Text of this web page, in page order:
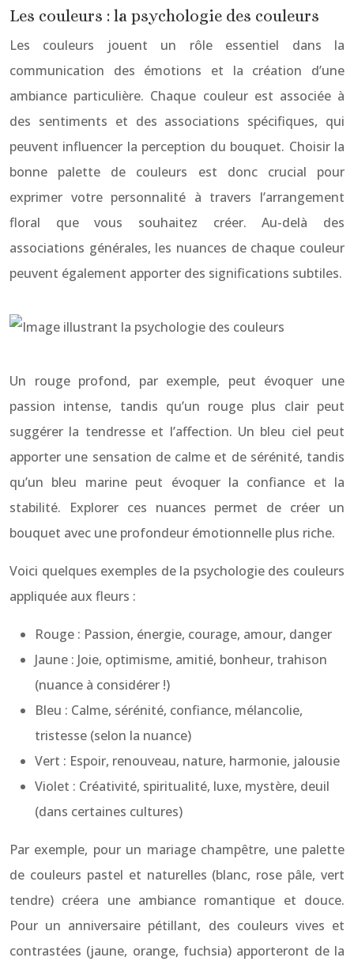
Les couleurs : la psychologie des couleurs
Les couleurs jouent un rôle essentiel dans la
communication des émotions et la création d’une
ambiance particulière. Chaque couleur est associée à
des sentiments et des associations spécifiques, qui
peuvent influencer la perception du bouquet. Choisir la
bonne palette de couleurs est donc crucial pour
exprimer votre personnalité à travers l’arrangement
floral que vous souhaitez créer. Au-delà des
associations générales, les nuances de chaque couleur
peuvent également apporter des significations subtiles.
Un rouge profond, par exemple, peut évoquer une
passion intense, tandis qu’un rouge plus clair peut
suggérer la tendresse et l’affection. Un bleu ciel peut
apporter une sensation de calme et de sérénité, tandis
qu’un bleu marine peut évoquer la confiance et la
stabilité. Explorer ces nuances permet de créer un
bouquet avec une profondeur émotionnelle plus riche.
Voici quelques exemples de la psychologie des couleurs
appliquée aux fleurs :
Rouge : Passion, énergie, courage, amour, danger
Jaune : Joie, optimisme, amitié, bonheur, trahison
(nuance à considérer !)
Bleu : Calme, sérénité, confiance, mélancolie,
tristesse (selon la nuance)
Vert : Espoir, renouveau, nature, harmonie, jalousie
Violet : Créativité, spiritualité, luxe, mystère, deuil
(dans certaines cultures)
Par exemple, pour un mariage champêtre, une palette
de couleurs pastel et naturelles (blanc, rose pâle, vert
tendre) créera une ambiance romantique et douce.
Pour un anniversaire pétillant, des couleurs vives et
contrastées (jaune, orange, fuchsia) apporteront de la